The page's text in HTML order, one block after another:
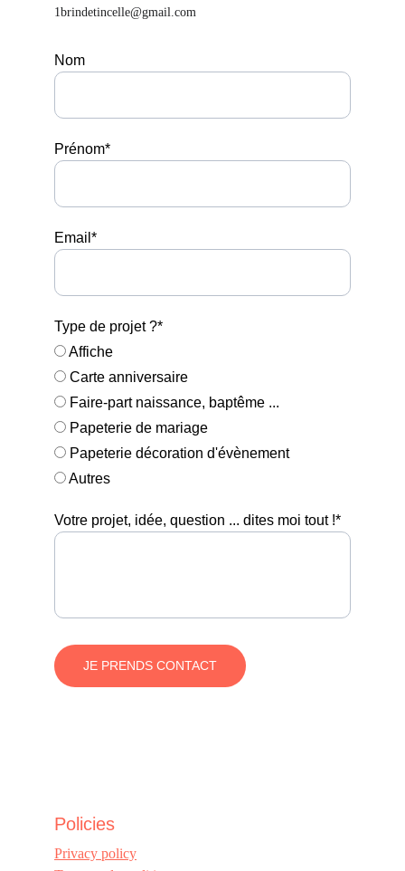
1brindetincelle@gmail.com
Nom
Prénom*
Email*
Type de projet ?*
Affiche
Carte anniversaire
Faire-part naissance, baptême ...
Papeterie de mariage
Papeterie décoration d'évènement
Autres
Votre projet, idée, question ... dites moi tout !*
JE PRENDS CONTACT
Policies
Privacy policy